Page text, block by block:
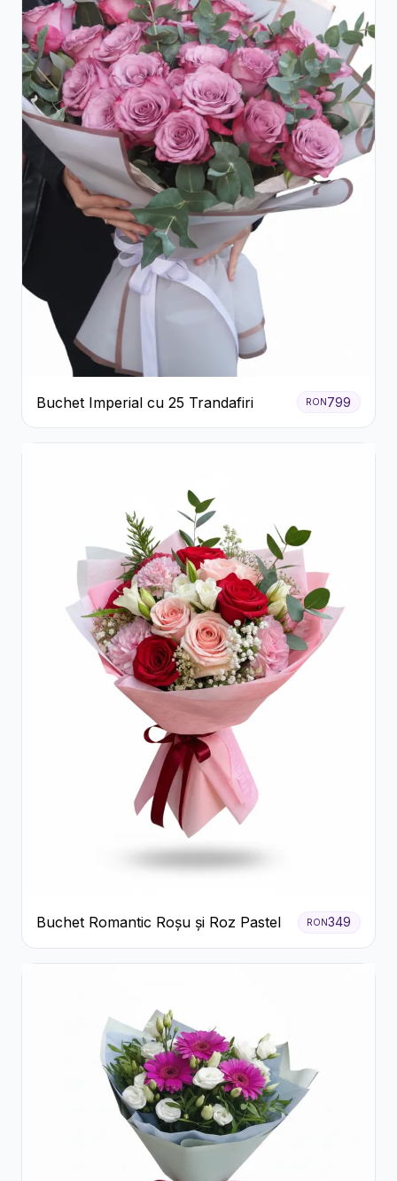
Buchet Imperial cu 25 Trandafiri RON799
Buchet Romantic Roșu și Roz Pastel RON349